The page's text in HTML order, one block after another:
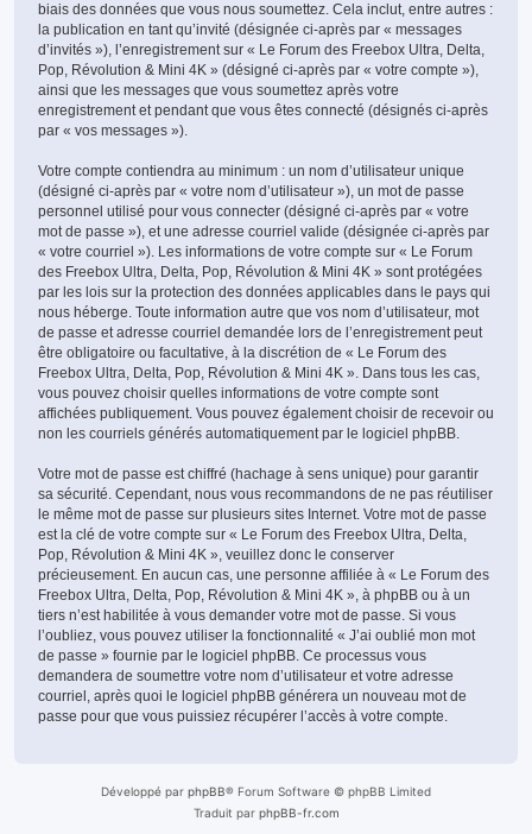
biais des données que vous nous soumettez. Cela inclut, entre autres :
la publication en tant qu’invité (désignée ci-après par « messages
d’invités »), l’enregistrement sur « Le Forum des Freebox Ultra, Delta,
Pop, Révolution & Mini 4K » (désigné ci-après par « votre compte »),
ainsi que les messages que vous soumettez après votre
enregistrement et pendant que vous êtes connecté (désignés ci-après
par « vos messages »).
Votre compte contiendra au minimum : un nom d’utilisateur unique
(désigné ci-après par « votre nom d’utilisateur »), un mot de passe
personnel utilisé pour vous connecter (désigné ci-après par « votre
mot de passe »), et une adresse courriel valide (désignée ci-après par
« votre courriel »). Les informations de votre compte sur « Le Forum
des Freebox Ultra, Delta, Pop, Révolution & Mini 4K » sont protégées
par les lois sur la protection des données applicables dans le pays qui
nous héberge. Toute information autre que vos nom d’utilisateur, mot
de passe et adresse courriel demandée lors de l’enregistrement peut
être obligatoire ou facultative, à la discrétion de « Le Forum des
Freebox Ultra, Delta, Pop, Révolution & Mini 4K ». Dans tous les cas,
vous pouvez choisir quelles informations de votre compte sont
affichées publiquement. Vous pouvez également choisir de recevoir ou
non les courriels générés automatiquement par le logiciel phpBB.
Votre mot de passe est chiffré (hachage à sens unique) pour garantir
sa sécurité. Cependant, nous vous recommandons de ne pas réutiliser
le même mot de passe sur plusieurs sites Internet. Votre mot de passe
est la clé de votre compte sur « Le Forum des Freebox Ultra, Delta,
Pop, Révolution & Mini 4K », veuillez donc le conserver
précieusement. En aucun cas, une personne affiliée à « Le Forum des
Freebox Ultra, Delta, Pop, Révolution & Mini 4K », à phpBB ou à un
tiers n’est habilitée à vous demander votre mot de passe. Si vous
l’oubliez, vous pouvez utiliser la fonctionnalité « J’ai oublié mon mot
de passe » fournie par le logiciel phpBB. Ce processus vous
demandera de soumettre votre nom d’utilisateur et votre adresse
courriel, après quoi le logiciel phpBB générera un nouveau mot de
passe pour que vous puissiez récupérer l’accès à votre compte.
Développé par phpBB® Forum Software © phpBB Limited
Traduit par phpBB-fr.com